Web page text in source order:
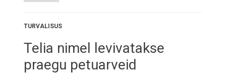
TURVALISUS
Telia nimel levivatakse
praegu petuarveid